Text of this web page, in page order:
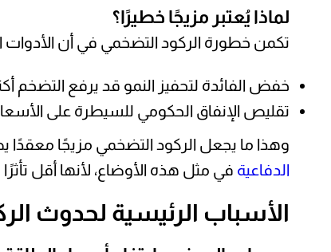
لماذا يُعتبر مزيجًا خطيرًا؟
تكمن خطورة الركود التضخمي في أن الأدوات
خفض الفائدة لتحفيز النمو قد يرفع التضخم
تقليص الإنفاق الحكومي للسيطرة على
وهذا ما يجعل الركود التضخمي مزيجًا
الدفاعية في مثل هذه الأوضاع، لأنها أقل
الأسباب الرئيسية لحدوث